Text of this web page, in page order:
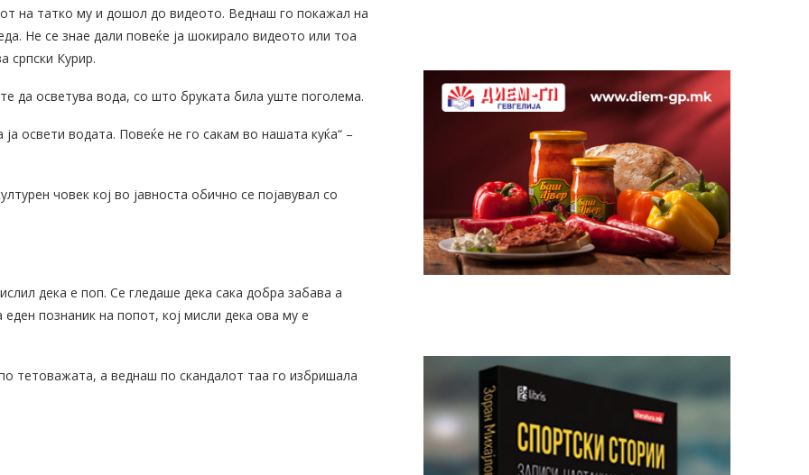
на татко му и дошол до видеото. Веднаш го покажал на
Не се знае дали повеќе ја шокирало видеото или тоа
српски Курир.
да осветува вода, со што бруката била уште поголема.
освети водата. Повеќе не го сакам во нашата куќа“ –
човек кој во јавноста обично се појавувал со
дека е поп. Се гледаше дека сака добра забава а
познаник на попот, кој мисли дека ова му е
тетоважата, а веднаш по скандалот таа го избришала